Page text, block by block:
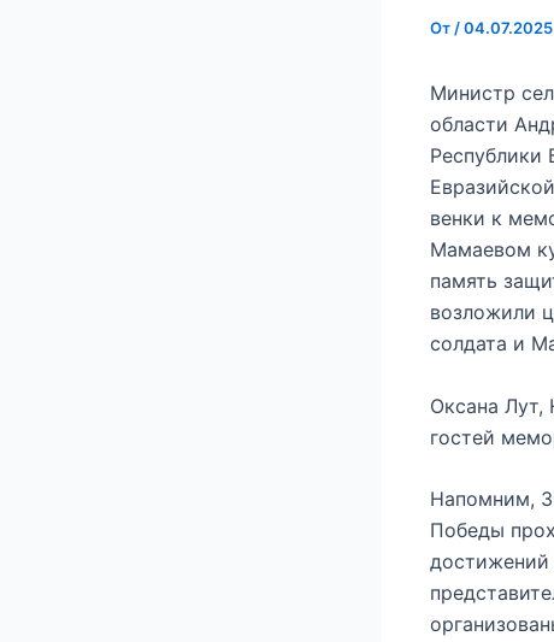
От /04.07.2025
Министр
области
венки к
Мамаевом
память
возложили
солдата и
Оксана Лут,
гостей
Напомним,
Победы